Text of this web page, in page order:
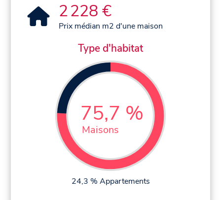
2 228 €
Prix médian m2 d'une maison
Type d'habitat
75,7 %
Maisons
24,3 % Appartements